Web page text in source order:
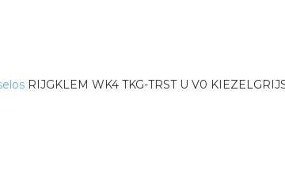
RIJGKLEM WK4 TKG-TRST U V0